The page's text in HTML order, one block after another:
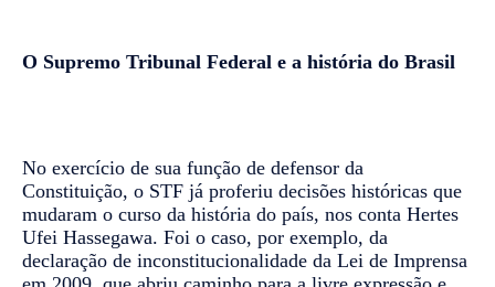
O Supremo Tribunal Federal e a história do Brasil
No exercício de sua função de defensor da
Constituição, o STF já proferiu decisões históricas que
mudaram o curso da história do país, nos conta Hertes
Ufei Hassegawa. Foi o caso, por exemplo, da
declaração de inconstitucionalidade da Lei de Imprensa